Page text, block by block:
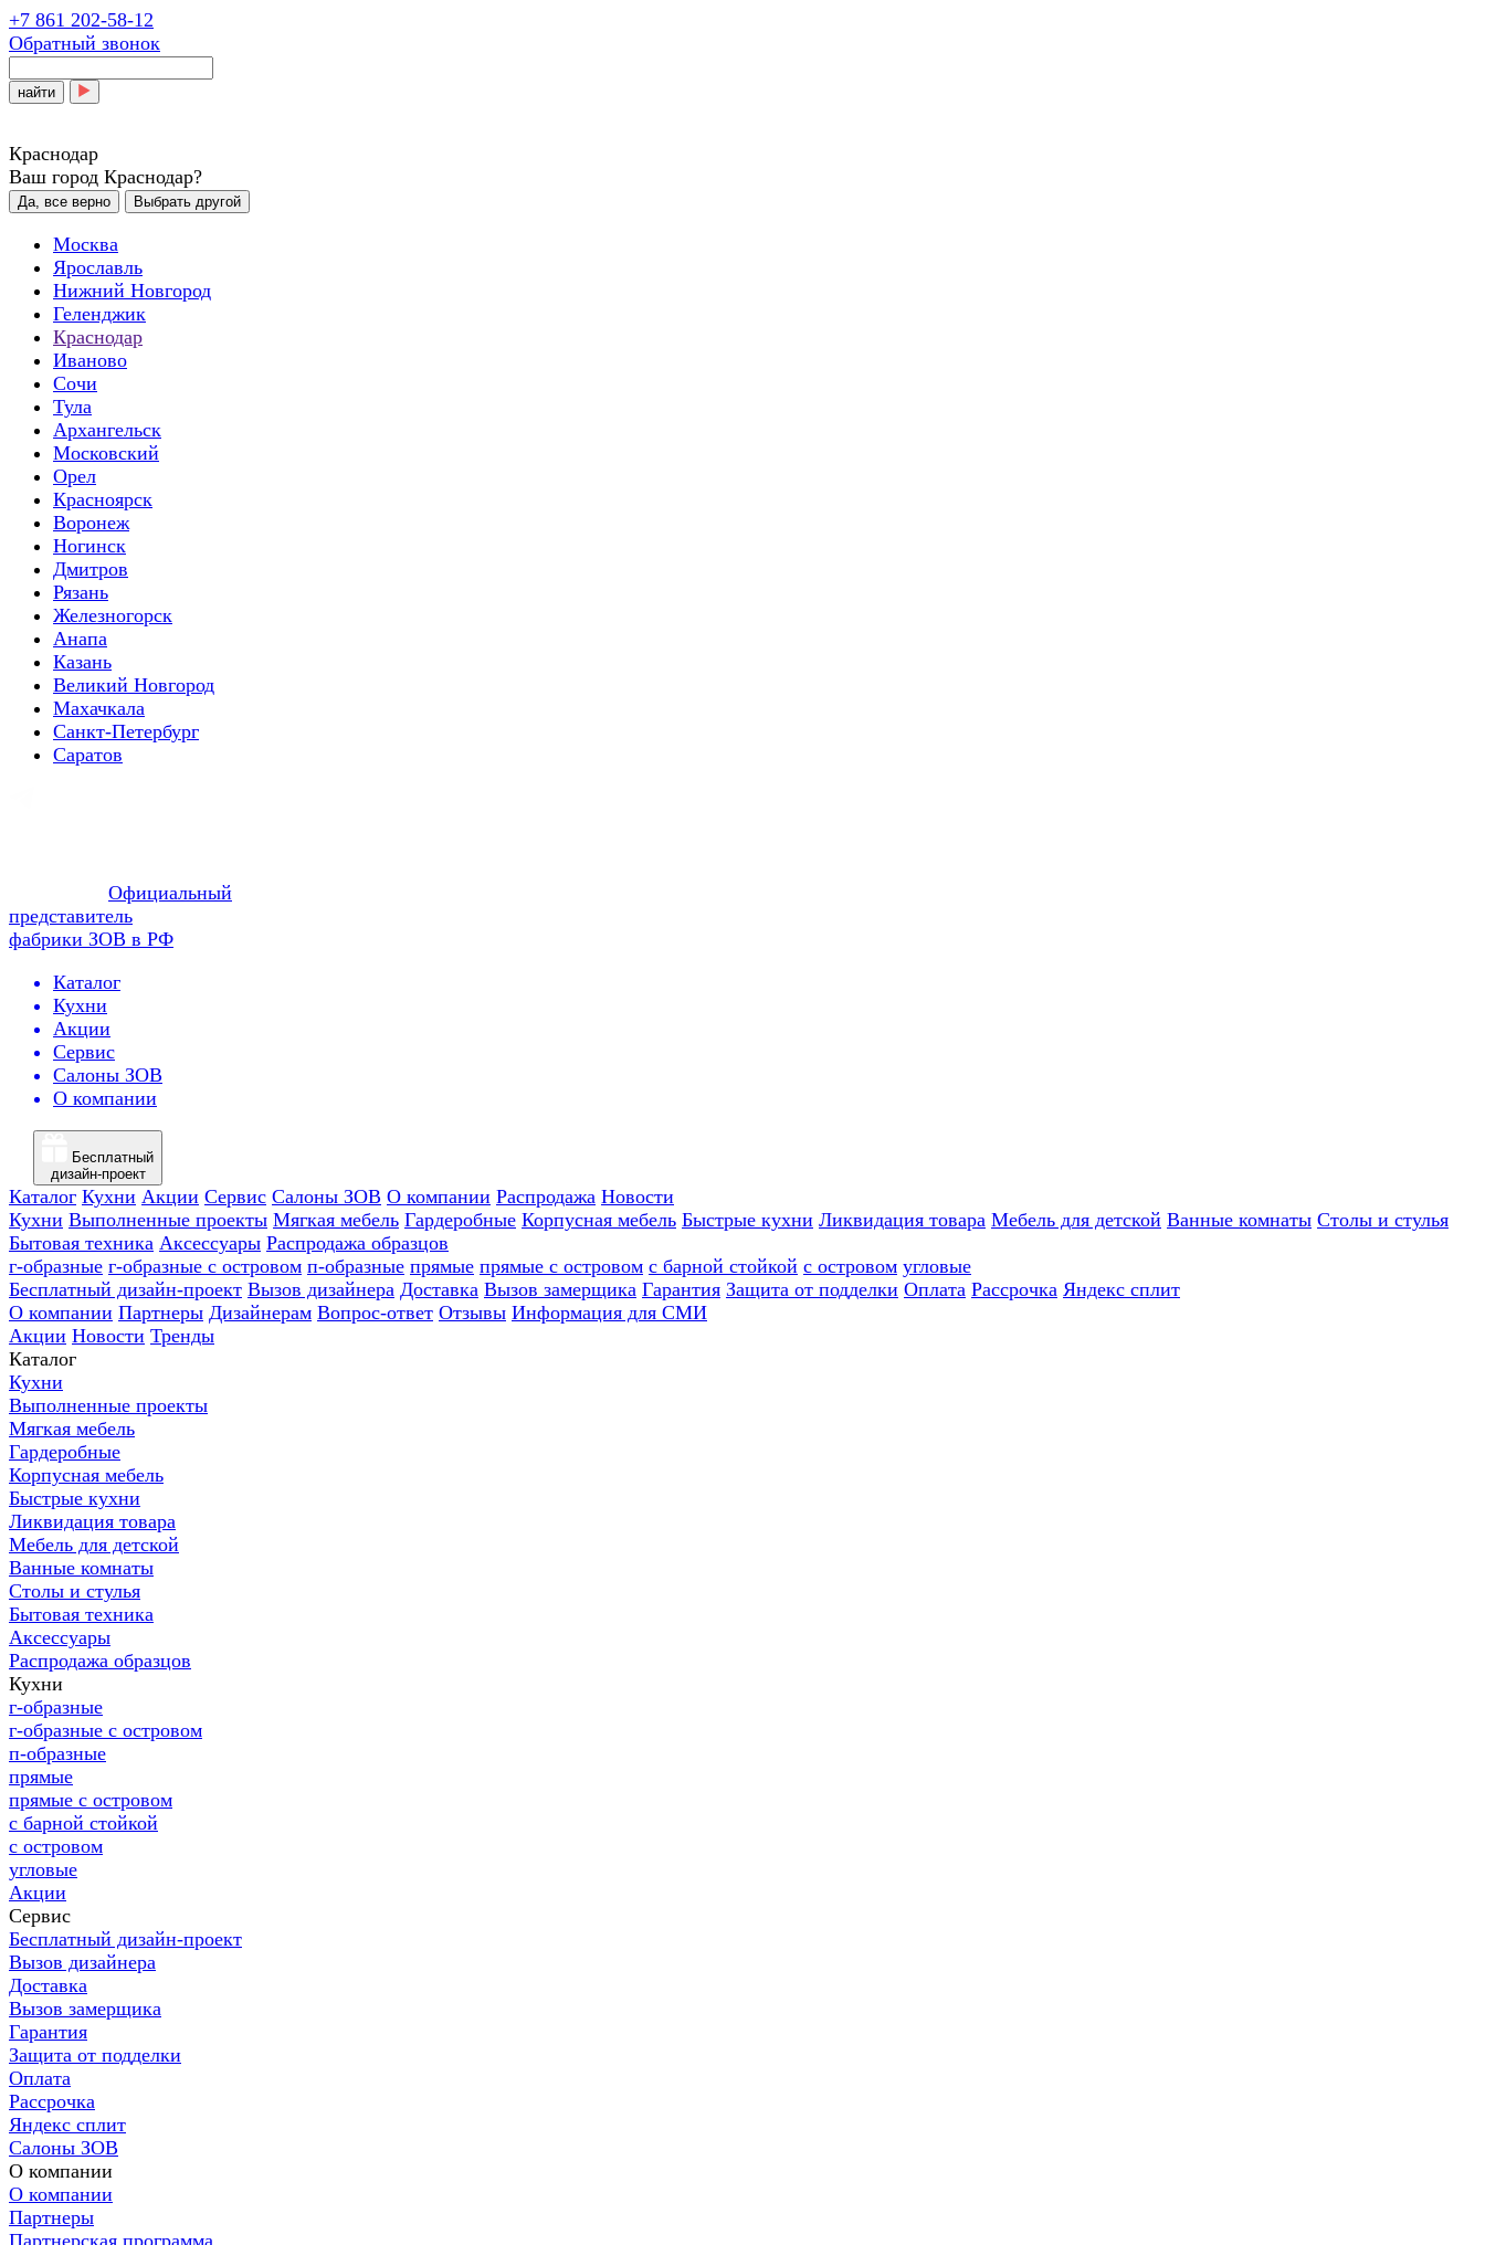
+7 861 202-58-12
Обратный звонок
найти
Краснодар
Ваш город Краснодар?
Да, все верно Выбрать другой
Москва
Ярославль
Нижний Новгород
Геленджик
Краснодар
Иваново
Сочи
Тула
Архангельск
Московский
Орел
Красноярск
Воронеж
Ногинск
Дмитров
Рязань
Железногорск
Анапа
Казань
Великий Новгород
Махачкала
Санкт-Петербург
Саратов
Официальный
представитель
фабрики ЗОВ в РФ
Каталог
Кухни
Акции
Сервис
Салоны ЗОВ
О компании
Бесплатный
дизайн-проект
Каталог Кухни Акции Сервис Салоны ЗОВ О компании Распродажа Новости
Кухни Выполненные проекты Мягкая мебель Гардеробные Корпусная мебель Быстрые кухни Ликвидация товара Мебель для детской Ванные комнаты Столы и стулья
Бытовая техника Аксессуары Распродажа образцов
г-образные г-образные с островом п-образные прямые прямые с островом с барной стойкой с островом угловые
Бесплатный дизайн-проект Вызов дизайнера Доставка Вызов замерщика Гарантия Защита от подделки Оплата Рассрочка Яндекс сплит
О компании Партнеры Дизайнерам Вопрос-ответ Отзывы Информация для СМИ
Акции Новости Тренды
Каталог
Кухни
Выполненные проекты
Мягкая мебель
Гардеробные
Корпусная мебель
Быстрые кухни
Ликвидация товара
Мебель для детской
Ванные комнаты
Столы и стулья
Бытовая техника
Аксессуары
Распродажа образцов
Кухни
г-образные
г-образные с островом
п-образные
прямые
прямые с островом
с барной стойкой
с островом
угловые
Акции
Сервис
Бесплатный дизайн-проект
Вызов дизайнера
Доставка
Вызов замерщика
Гарантия
Защита от подделки
Оплата
Рассрочка
Яндекс сплит
Салоны ЗОВ
О компании
О компании
Партнеры
Партнерская программа